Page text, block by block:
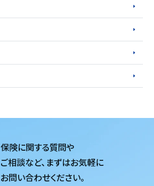
保険に関する質問や
ご相談など、 まずはお気軽に
お問い合わせください。